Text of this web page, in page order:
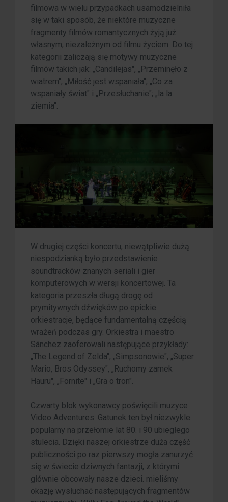
filmowa w wielu przypadkach usamodzielniła
się w taki sposób, że niektóre muzyczne
fragmenty filmów romantycznych żyją już
własnym, niezależnym od filmu życiem. Do tej
kategorii zaliczają się motywy muzyczne
filmów takich jak: „Candilejas", „Przeminęło z
wiatrem", „Miłość jest wspaniała", „Co za
wspaniały świat" i „Przesłuchanie"; „la la
ziemia".
W drugiej części koncertu, niewątpliwie dużą
niespodzianką było przedstawienie
soundtracków znanych seriali i gier
komputerowych w wersji koncertowej. Ta
kategoria przeszła długą drogę od
prymitywnych dźwięków po epickie
orkiestracje, będące fundamentalną częścią
wrażeń podczas gry. Orkiestra i maestro
Sánchez zaoferowali następujące przykłady:
„The Legend of Zelda", „Simpsonowie", „Super
Mario, Bros Odyssey", „Ruchomy zamek
Hauru", „Fornite" i „Gra o tron".
Czwarty blok wykonawcy poświęcili muzyce
Video Adventures. Gatunek ten był niezwykle
popularny na przełomie lat 80. i 90 ubiegłego
stulecia. Dzięki naszej orkiestrze duża część
publiczności po raz pierwszy mogła zanurzyć
się w świecie dziwnych fantazji, z którymi
głównie obcowały nasze dzieci. mieliśmy
okazję wysłuchać następujących fragmentów